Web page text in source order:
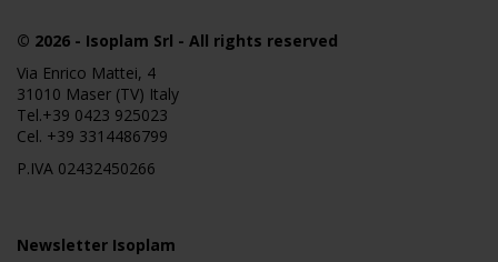
© 2026 - Isoplam Srl - All rights reserved
Via Enrico Mattei, 4
31010 Maser (TV) Italy
Tel.+39 0423 925023
Cel. +39 3314486799
P.IVA 02432450266
Newsletter Isoplam